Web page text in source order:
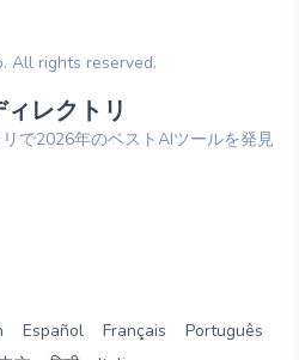
All rights reserved.
レクトリ
で2026年のベストAIツールを発見
Español Français
Português